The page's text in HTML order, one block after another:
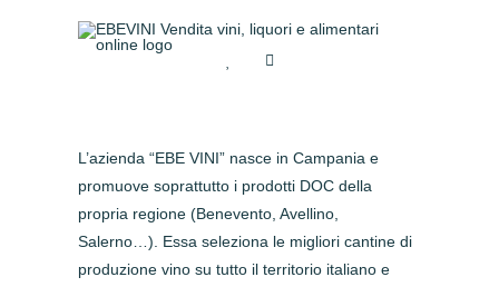
L’azienda “EBE VINI” nasce in Campania e
promuove soprattutto i prodotti DOC della
propria regione (Benevento, Avellino,
Salerno…). Essa seleziona le migliori cantine di
produzione vino su tutto il territorio italiano e